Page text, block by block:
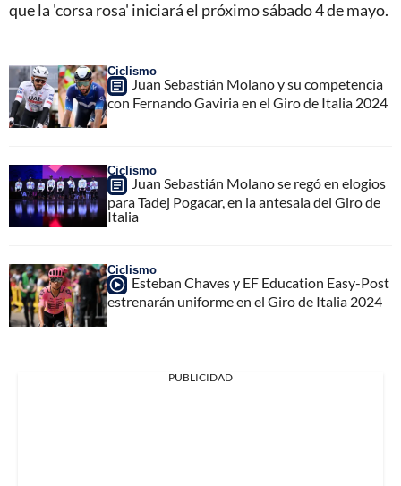
que la 'corsa rosa' iniciará el próximo sábado 4 de mayo.
Ciclismo
Juan Sebastián Molano y su competencia
con Fernando Gaviria en el Giro de Italia 2024
Ciclismo
Juan Sebastián Molano se regó en elogios
para Tadej Pogacar, en la antesala del Giro de
Italia
Ciclismo
Esteban Chaves y EF Education Easy-Post
estrenarán uniforme en el Giro de Italia 2024
PUBLICIDAD